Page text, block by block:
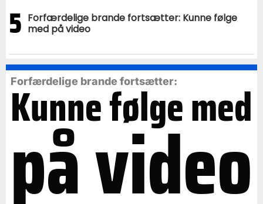
5 Forfærdelige brande fortsætter: Kunne følge
med på video
Forfærdelige brande fortsætter:
Kunne følge med
på video